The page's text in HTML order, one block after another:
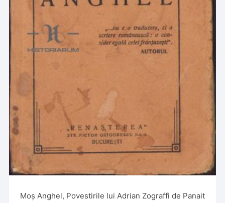
Moș Anghel, Povestirile lui Adrian Zograffi de Panait